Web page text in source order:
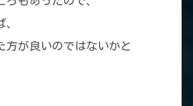
方が良いのではないかと